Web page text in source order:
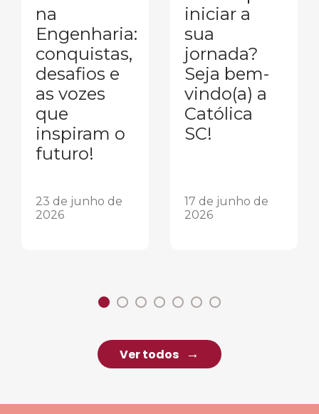
na
Engenharia:
conquistas,
desafios e
as vozes
que
inspiram o
futuro!
23 de junho de
2026
iniciar a
sua
jornada?
Seja bem-
vindo(a) a
Católica
SC!
17 de junho de
2026
Ver todos